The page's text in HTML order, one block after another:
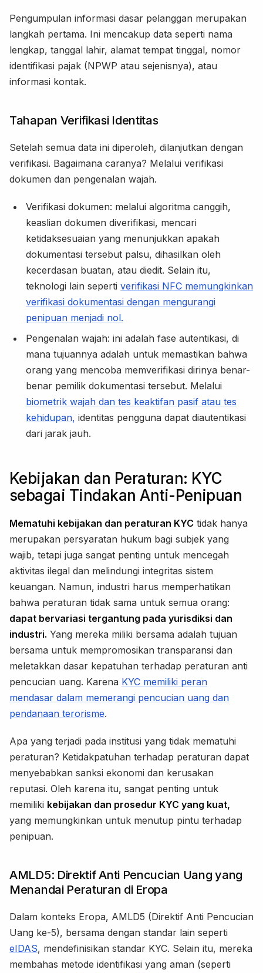
Pengumpulan informasi dasar pelanggan merupakan
langkah pertama. Ini mencakup data seperti nama
lengkap, tanggal lahir, alamat tempat tinggal, nomor
identifikasi pajak (NPWP atau sejenisnya), atau
informasi kontak.
Tahapan Verifikasi Identitas
Setelah semua data ini diperoleh, dilanjutkan dengan
verifikasi. Bagaimana caranya? Melalui verifikasi
dokumen dan pengenalan wajah.
Verifikasi dokumen: melalui algoritma canggih,
keaslian dokumen diverifikasi, mencari
ketidaksesuaian yang menunjukkan apakah
dokumentasi tersebut palsu, dihasilkan oleh
kecerdasan buatan, atau diedit. Selain itu,
teknologi lain seperti verifikasi NFC memungkinkan
verifikasi dokumentasi dengan mengurangi
penipuan menjadi nol.
Pengenalan wajah: ini adalah fase autentikasi, di
mana tujuannya adalah untuk memastikan bahwa
orang yang mencoba memverifikasi dirinya benar-
benar pemilik dokumentasi tersebut. Melalui
biometrik wajah dan tes keaktifan pasif atau tes
kehidupan, identitas pengguna dapat diautentikasi
dari jarak jauh.
Kebijakan dan Peraturan: KYC
sebagai Tindakan Anti-Penipuan
Mematuhi kebijakan dan peraturan KYC tidak hanya
merupakan persyaratan hukum bagi subjek yang
wajib, tetapi juga sangat penting untuk mencegah
aktivitas ilegal dan melindungi integritas sistem
keuangan. Namun, industri harus memperhatikan
bahwa peraturan tidak sama untuk semua orang:
dapat bervariasi tergantung pada yurisdiksi dan
industri. Yang mereka miliki bersama adalah tujuan
bersama untuk mempromosikan transparansi dan
meletakkan dasar kepatuhan terhadap peraturan anti
pencucian uang. Karena KYC memiliki peran
mendasar dalam memerangi pencucian uang dan
pendanaan terorisme.
Apa yang terjadi pada institusi yang tidak mematuhi
peraturan? Ketidakpatuhan terhadap peraturan dapat
menyebabkan sanksi ekonomi dan kerusakan
reputasi. Oleh karena itu, sangat penting untuk
memiliki kebijakan dan prosedur KYC yang kuat,
yang memungkinkan untuk menutup pintu terhadap
penipuan.
AMLD5: Direktif Anti Pencucian Uang yang
Menandai Peraturan di Eropa
Dalam konteks Eropa, AMLD5 (Direktif Anti Pencucian
Uang ke-5), bersama dengan standar lain seperti
eIDAS, mendefinisikan standar KYC. Selain itu, mereka
membahas metode identifikasi yang aman (seperti